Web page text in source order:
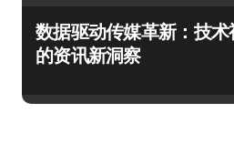
数据驱动传媒革新：技术
的资讯新洞察